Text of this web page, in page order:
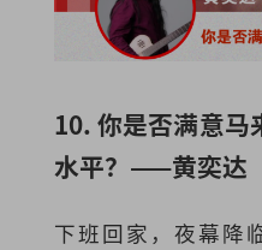
10. 你是否满意马
水平？——黄奕达
下班回家，夜幕降